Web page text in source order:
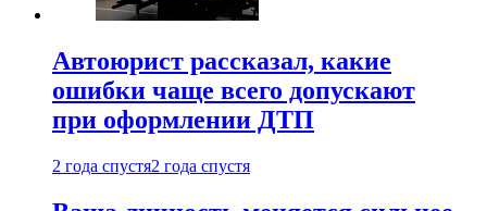
Автоюрист рассказал, какие
ошибки чаще всего допускают
при оформлении ДТП
2 года спустя2 года спустя